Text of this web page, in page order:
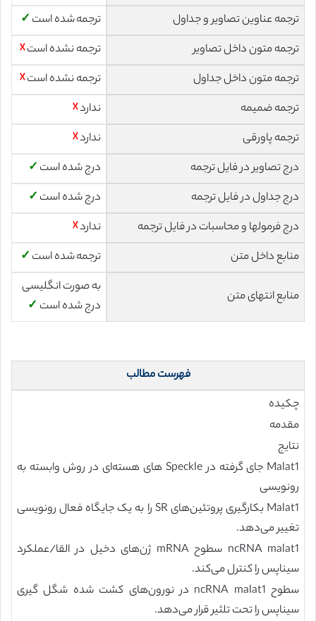
ترجمه عناوین تصاویر و جداول
ترجمه شده است ✓
ترجمه متون داخل تصاویر
ترجمه نشده است☓
ترجمه متون داخل جداول
ترجمه نشده است☓
ترجمه ضمیمه
ندارد☓
ترجمه پاورقی
ندارد☓
درج تصاویر در فایل ترجمه
درج شده است ✓
درج جداول در فایل ترجمه
درج شده است ✓
درج فرمولها و محاسبات در فایل ترجمه
ندارد☓
منابع داخل متن
ترجمه شده است ✓
منابع انتهای متن
به صورت انگلیسی
درج شده است ✓
فهرست مطالب
چکیده
مقدمه
نتایج
Malat1 جای گرفته در Speckle های هسته‌ای در روش وابسته به
رونویسی
Malat1 بکارگیری پروتئین‌های SR را به یک جایگاه فعال رونویسی
تغییر می‌دهد.
ncRNA malat1 سطوح mRNA ژن‌های دخیل در القا/عملکرد
سیناپس را کنترل می‌کند.
سطوح ncRNA malat1 در نورون‌های کشت شده شگل گیری
سیناپس را تحت تلثیر قرار می‌دهد.